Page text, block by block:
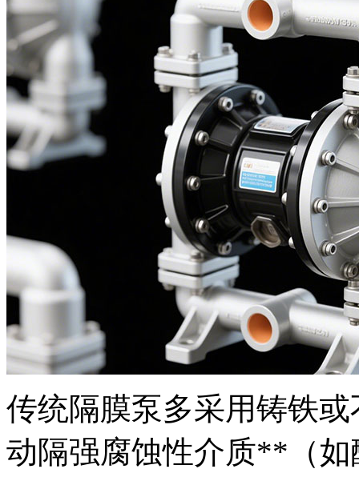
传统隔膜泵多采用铸铁
动隔强腐蚀性介质**（